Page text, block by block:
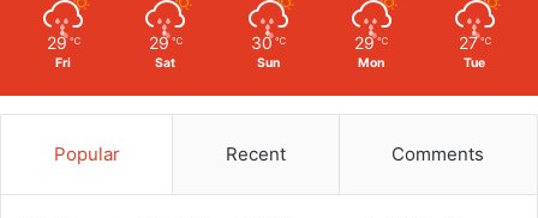
29 ℃
Fri
29 ℃
Sat
30 ℃
Sun
29 ℃
Mon
27 ℃
Tue
Popular Recent Comments